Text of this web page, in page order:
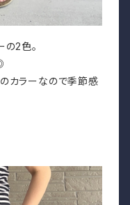
の2色。
カラーなので季節感